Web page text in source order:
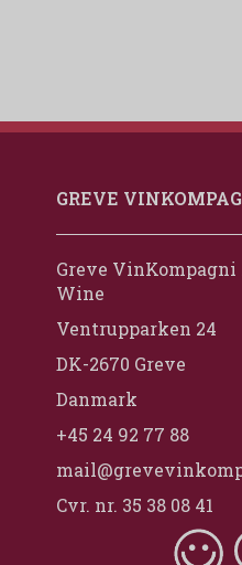
GREVE
Greve
Wine
Ventrupparken 24
DK-2670 Greve
Danmark
+45 24 92 77 88
Cvr. nr. 35 38 08 41